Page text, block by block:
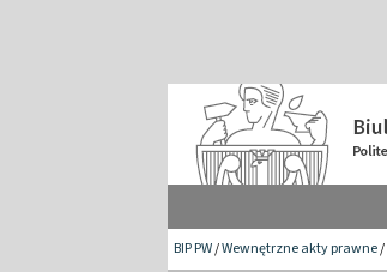
BIP PW/Wewnętrzne akty prawne/